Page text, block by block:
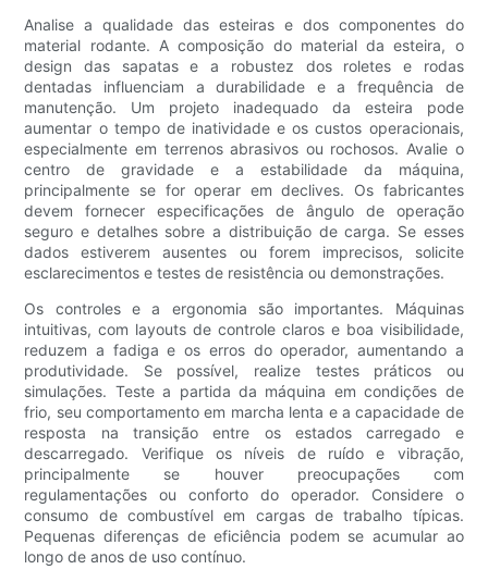
Analise a qualidade das esteiras e dos componentes do
material rodante. A composição do material da esteira, o
design das sapatas e a robustez dos roletes e rodas
dentadas influenciam a durabilidade e a frequência de
manutenção. Um projeto inadequado da esteira pode
aumentar o tempo de inatividade e os custos operacionais,
especialmente em terrenos abrasivos ou rochosos. Avalie o
centro de gravidade e a estabilidade da máquina,
principalmente se for operar em declives. Os fabricantes
devem fornecer especificações de ângulo de operação
seguro e detalhes sobre a distribuição de carga. Se esses
dados estiverem ausentes ou forem imprecisos, solicite
esclarecimentos e testes de resistência ou demonstrações.
Os controles e a ergonomia são importantes. Máquinas
intuitivas, com layouts de controle claros e boa visibilidade,
reduzem a fadiga e os erros do operador, aumentando a
produtividade. Se possível, realize testes práticos ou
simulações. Teste a partida da máquina em condições de
frio, seu comportamento em marcha lenta e a capacidade de
resposta na transição entre os estados carregado e
descarregado. Verifique os níveis de ruído e vibração,
principalmente se houver preocupações com
regulamentações ou conforto do operador. Considere o
consumo de combustível em cargas de trabalho típicas.
Pequenas diferenças de eficiência podem se acumular ao
longo de anos de uso contínuo.